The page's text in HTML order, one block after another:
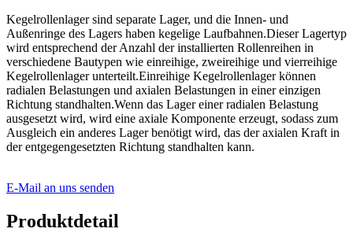
Kegelrollenlager sind separate Lager, und die Innen- und
Außenringe des Lagers haben kegelige Laufbahnen.Dieser Lagertyp
wird entsprechend der Anzahl der installierten Rollenreihen in
verschiedene Bautypen wie einreihige, zweireihige und vierreihige
Kegelrollenlager unterteilt.Einreihige Kegelrollenlager können
radialen Belastungen und axialen Belastungen in einer einzigen
Richtung standhalten.Wenn das Lager einer radialen Belastung
ausgesetzt wird, wird eine axiale Komponente erzeugt, sodass zum
Ausgleich ein anderes Lager benötigt wird, das der axialen Kraft in
der entgegengesetzten Richtung standhalten kann.
E-Mail an uns senden
Produktdetail